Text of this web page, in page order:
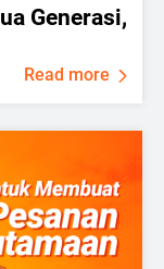
Generasi,
Read more